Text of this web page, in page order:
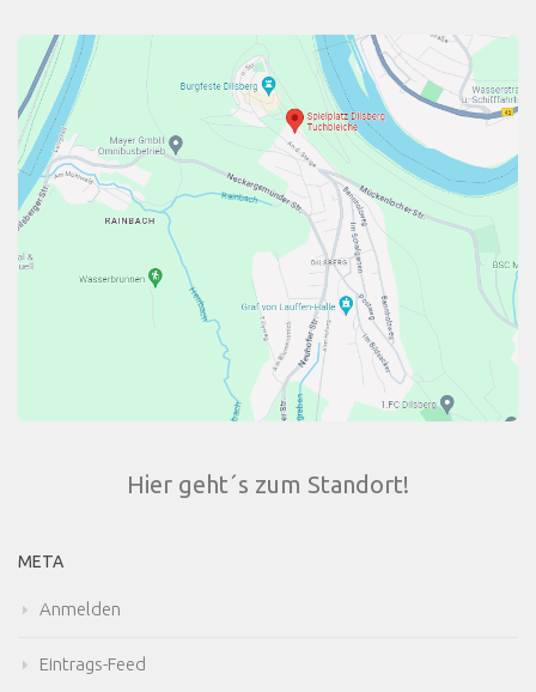
Hier geht´s zum Standort!
META
Anmelden
Eintrags-Feed